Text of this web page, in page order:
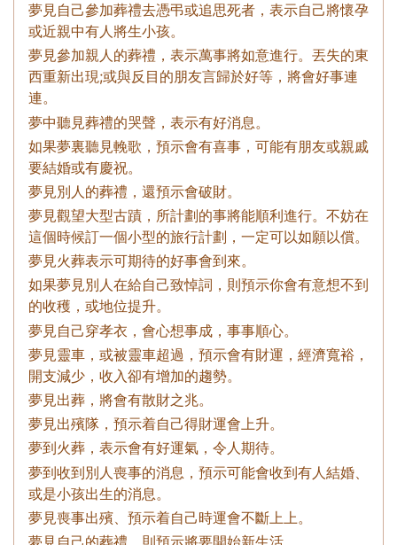
夢見自己參加葬禮去憑弔或追思死者，表示自己將懷孕
或近親中有人將生小孩。
夢見參加親人的葬禮，表示萬事將如意進行。丟失的東
西重新出現;或與反目的朋友言歸於好等，將會好事連
連。
夢中聽見葬禮的哭聲，表示有好消息。
如果夢裏聽見輓歌，預示會有喜事，可能有朋友或親戚
要結婚或有慶祝。
夢見別人的葬禮，還預示會破財。
夢見觀望大型古蹟，所計劃的事將能順利進行。不妨在
這個時候訂一個小型的旅行計劃，一定可以如願以償。
夢見火葬表示可期待的好事會到來。
如果夢見別人在給自己致悼詞，則預示你會有意想不到
的收穫，或地位提升。
夢見自己穿孝衣，會心想事成，事事順心。
夢見靈車，或被靈車超過，預示會有財運，經濟寬裕，
開支減少，收入卻有增加的趨勢。
夢見出葬，將會有散財之兆。
夢見出殯隊，預示着自己得財運會上升。
夢到火葬，表示會有好運氣，令人期待。
夢到收到別人喪事的消息，預示可能會收到有人結婚、
或是小孩出生的消息。
夢見喪事出殯、預示着自己時運會不斷上上。
夢見自己的葬禮，則預示將要開始新生活。